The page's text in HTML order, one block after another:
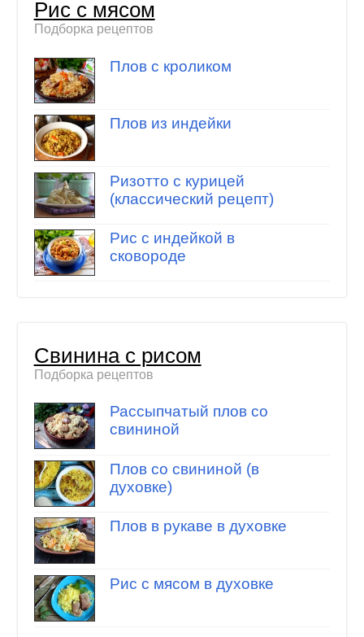
Рис с мясом
Подборка рецептов
Плов с кроликом
Плов из индейки
Ризотто с курицей
(классический рецепт)
Рис с индейкой в
сковороде
Свинина с рисом
Подборка рецептов
Рассыпчатый плов со
свининой
Плов со свининой (в
духовке)
Плов в рукаве в духовке
Рис с мясом в духовке